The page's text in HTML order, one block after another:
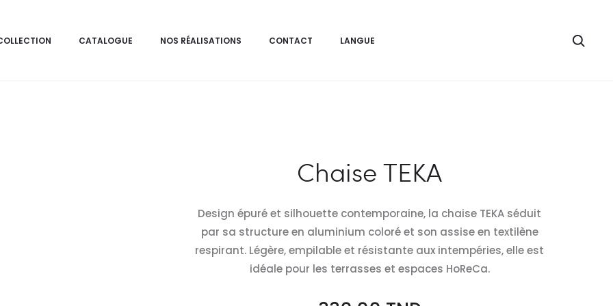
CATALOGUE NOS RÉALISATIONS CONTACT LANGUE
Chaise TEKA
Design épuré et silhouette contemporaine, la chaise TEKA séduit
par sa structure en aluminium coloré et son assise en textilène
respirant. Légère, empilable et résistante aux intempéries, elle est
idéale pour les terrasses et espaces HoReCa.